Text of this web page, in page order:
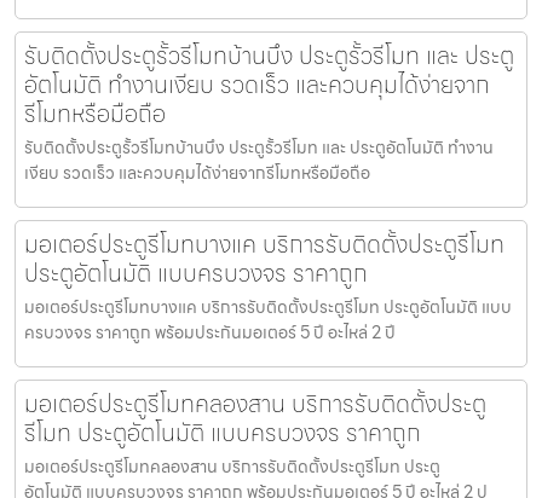
รับติดตั้งประตูรั้วรีโมทบ้านบึง ประตูรั้วรีโมท และ ประตู
อัตโนมัติ ทำงานเงียบ รวดเร็ว และควบคุมได้ง่ายจาก
รีโมทหรือมือถือ
รับติดตั้งประตูรั้วรีโมทบ้านบึง ประตูรั้วรีโมท และ ประตูอัตโนมัติ ทำงาน
เงียบ รวดเร็ว และควบคุมได้ง่ายจากรีโมทหรือมือถือ
มอเตอร์ประตูรีโมทบางแค บริการรับติดตั้งประตูรีโมท
ประตูอัตโนมัติ แบบครบวงจร ราคาถูก
มอเตอร์ประตูรีโมทบางแค บริการรับติดตั้งประตูรีโมท ประตูอัตโนมัติ แบบ
ครบวงจร ราคาถูก พร้อมประกันมอเตอร์ 5 ปี อะไหล่ 2 ปี
มอเตอร์ประตูรีโมทคลองสาน บริการรับติดตั้งประตู
รีโมท ประตูอัตโนมัติ แบบครบวงจร ราคาถูก
มอเตอร์ประตูรีโมทคลองสาน บริการรับติดตั้งประตูรีโมท ประตู
อัตโนมัติ แบบครบวงจร ราคาถูก พร้อมประกันมอเตอร์ 5 ปี อะไหล่ 2 ป